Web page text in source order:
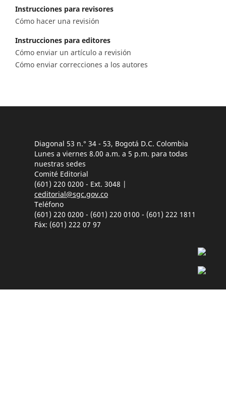
Instrucciones para revisores
Cómo hacer una revisión
Instrucciones para editores
Cómo enviar un artículo a revisión
Cómo enviar correcciones a los autores
Diagonal 53 n.° 34 - 53, Bogotá D.C. Colombia
Lunes a viernes 8.00 a.m. a 5 p.m. para todas
nuestras sedes
Comité Editorial
(601) 220 0200 - Ext. 3048 |
ceditorial@sgc.gov.co
Teléfono
(601) 220 0200 - (601) 220 0100 - (601) 222 1811
Fáx: (601) 222 07 97